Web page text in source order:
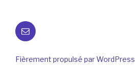
E-
mail
Fièrement propulsé par WordPress